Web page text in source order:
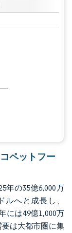
表示が必要です。
ペットフー
年の35億6,000万
ルへと成長し、
には49億1,000万
は大都市圏に集